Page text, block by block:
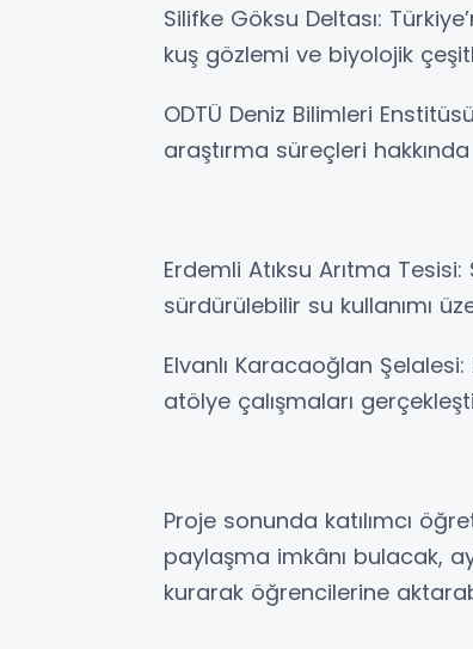
Silifke Göksu Deltası:
kuş gözlemi ve biyolojik
ODTÜ Deniz Bilimleri
araştırma süreçleri
Erdemli Atıksu Arıtma
sürdürülebilir su kullanımı
Elvanlı Karacaoğlan
atölye çalışmaları
Proje sonunda katılımcı
paylaşma imkânı bulacak,
kurarak öğrencilerine